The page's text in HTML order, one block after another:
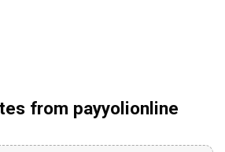
from payyolionline